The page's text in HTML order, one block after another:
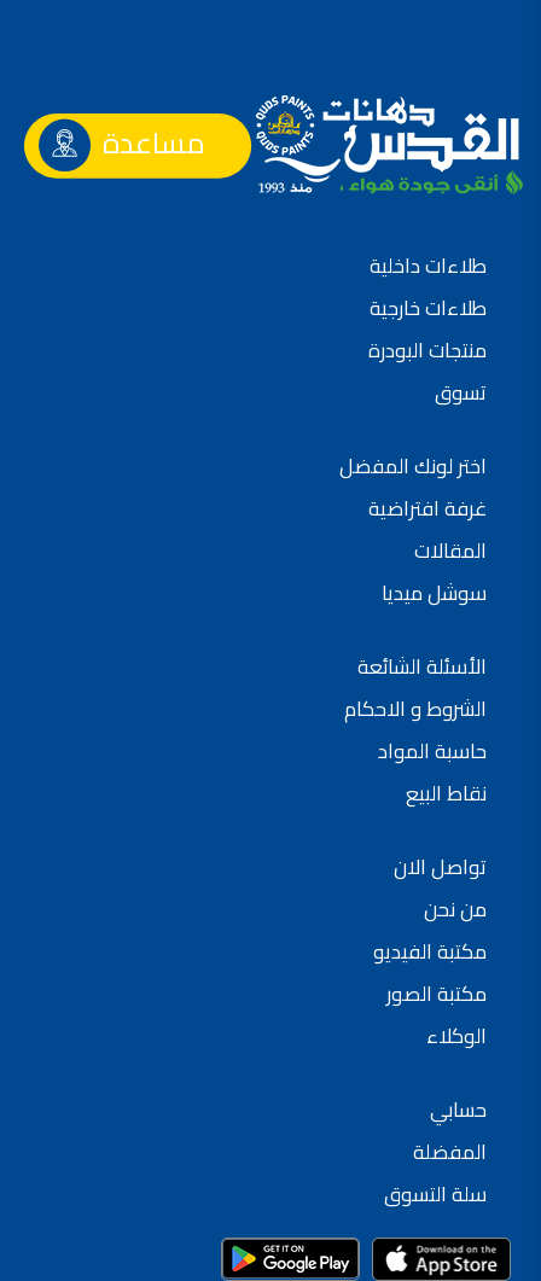
مساعدة
طلاءات داخلية
طلاءات خارجية
منتجات البودرة
تسوق
اختر لونك المفضل
غرفة افتراضية
المقالات
سوشل ميديا
الأسئلة الشائعة
الشروط و الاحكام
حاسبة المواد
نقاط البيع
تواصل الان
من نحن
مكتبة الفيديو
مكتبة الصور
الوكلاء
حسابي
المفضلة
سلة التسوق